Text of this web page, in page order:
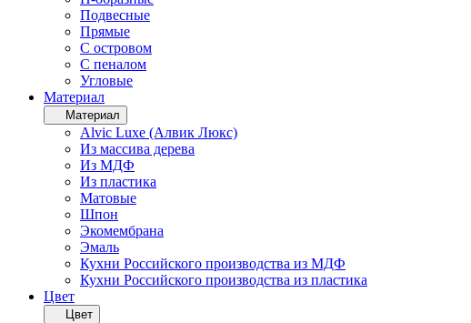
Подвесные
Прямые
С островом
С пеналом
Угловые
Материал
Материал
Alvic Luxe (Алвик Люкс)
Из массива дерева
Из МДФ
Из пластика
Матовые
Шпон
Экомембрана
Эмаль
Кухни Российского производства из МДФ
Кухни Российского производства из пластика
Цвет
Цвет